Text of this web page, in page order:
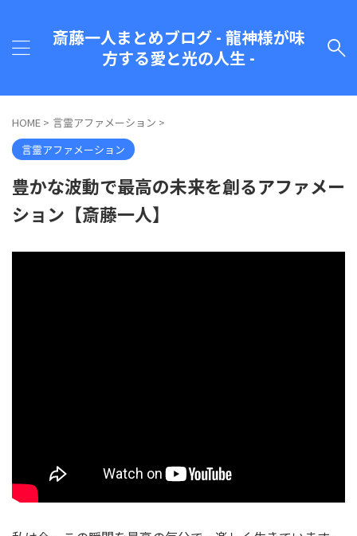
斎藤一人まとめブログ - 龍神様が味
方する愛と光の人生 -
HOME > 言霊アファメーション >
言霊アファメーション
豊かな波動で最高の未来を創るアファメー
ション【斎藤一人】